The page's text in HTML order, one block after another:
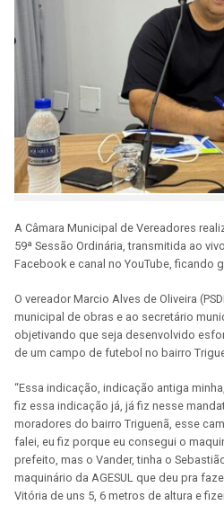
A Câmara Municipal de Vereadores
59ª Sessão Ordinária, transmitida ao
Facebook e canal no YouTube, ficando
O vereador Marcio Alves de Oliveira
municipal de obras e ao secretário
objetivando que seja desenvolvido
de um campo de futebol no bairro
“Essa indicação, indicação antiga
fiz essa indicação já, já fiz nesse
moradores do bairro Triguenã, esse
falei, eu fiz porque eu consegui o
prefeito, mas o Vander, tinha o
maquinário da AGESUL que deu pra
Vitória de uns 5, 6 metros de altura e